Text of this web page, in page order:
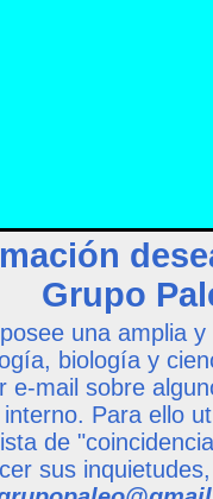
Grupo
una amplia
biología y
e-mail sobre
Para ello
de
sus